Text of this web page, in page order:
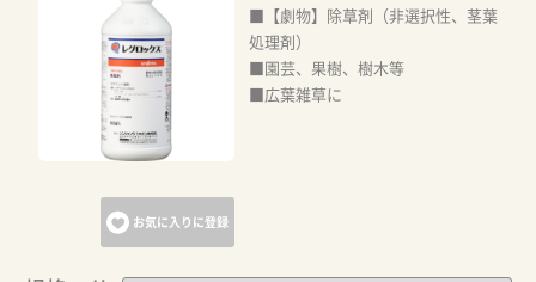
お気に入りに登録
■【劇物】除草剤（非選択性、茎葉
処理剤）
■園芸、果樹、樹木等
■広葉雑草に